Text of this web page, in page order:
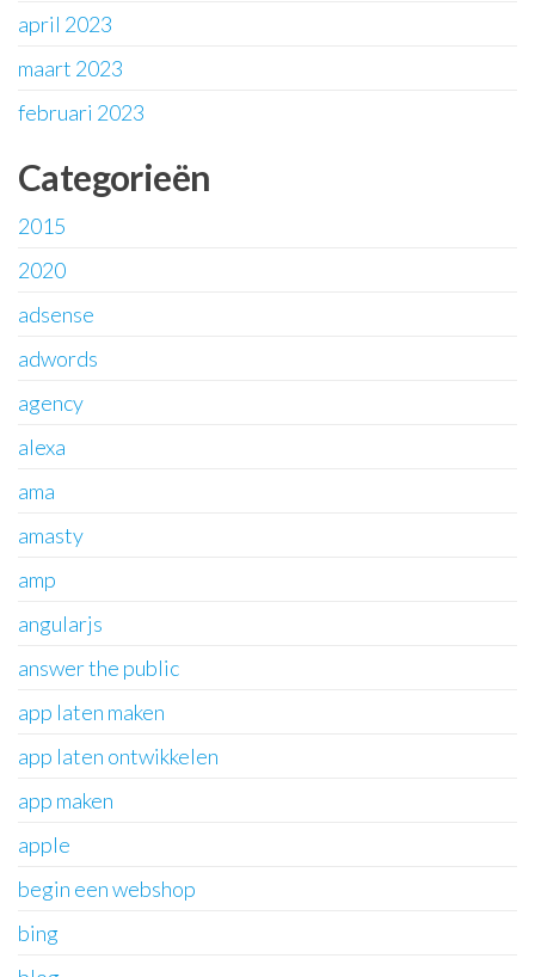
april 2023
maart 2023
februari 2023
Categorieën
2015
2020
adsense
adwords
agency
alexa
ama
amasty
amp
angularjs
answer the public
app laten maken
app laten ontwikkelen
app maken
apple
begin een webshop
bing